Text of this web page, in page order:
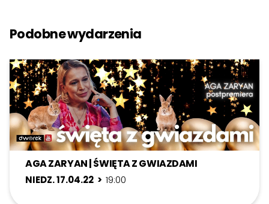
Podobne wydarzenia
AGA ZARYAN | ŚWIĘTA Z GWIAZDAMI
NIEDZ. 17.04.22 > 19:00